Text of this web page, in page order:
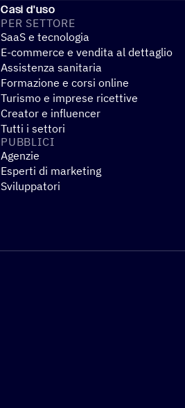
Casi d'uso
PER SETTORE
SaaS e tecnologia
E-commerce e vendita al dettaglio
Assistenza sanitaria
Formazione e corsi online
Turismo e imprese ricettive
Creator e influencer
Tutti i settori
PUBBLICI
Agenzie
Esperti di marketing
Sviluppatori